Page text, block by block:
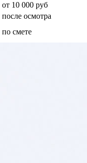
от 10 000 руб
после осмотра
по смете